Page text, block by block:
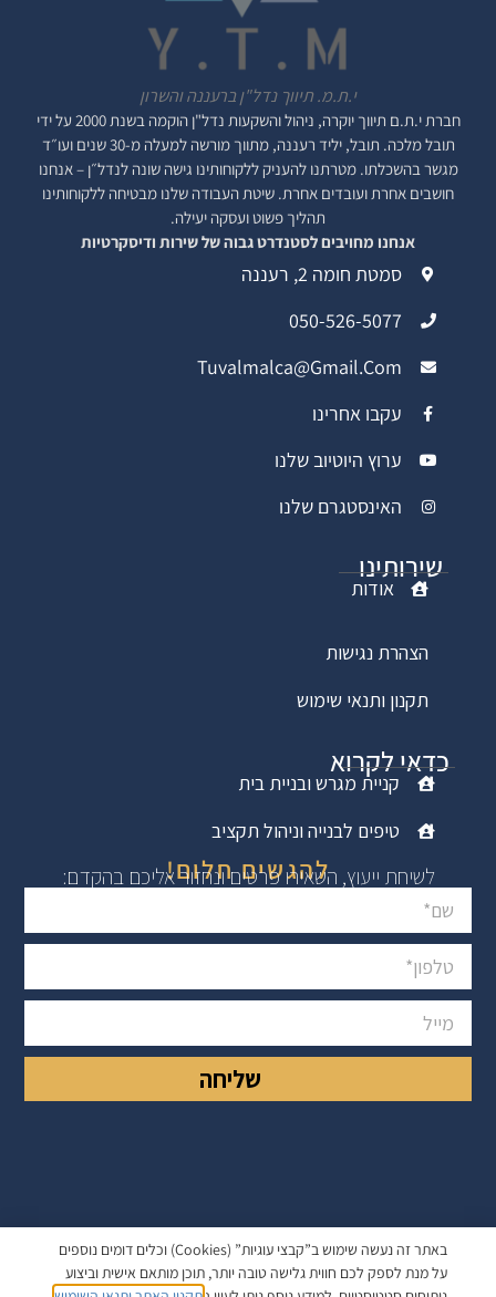
י.ת.מ. תיווך נדל"ן ברעננה והשרון
חברת י.ת.ם תיווך יוקרה, ניהול והשקעות נדל"ן
הוקמה בשנת 2000 על ידי
תובל מלכה. תובל, יליד רעננה, מתווך מורשה למעלה מ-30 שנים ועו״ד
מגשר בהשכלתו. מטרתנו להעניק ללקוחותינו גישה שונה לנדל״ן – אנחנו
חושבים אחרת ועובדים אחרת. שיטת העבודה שלנו מבטיחה ללקוחותינו
תהליך פשוט ועסקה יעילה.
אנחנו מחויבים לסטנדרט גבוה של שירות ודיסקרטיות
סמטת חומה 2, רעננה
050-526-5077
Tuvalmalca@gmail.com
עקבו אחרינו
ערוץ היוטיוב שלנו
האינסטגרם שלנו
שירותינו
אודות
הצהרת נגישות
תקנון ותנאי שימוש
כדאי לקרוא
קניית מגרש ובניית בית
טיפים לבנייה וניהול תקציב
להגשים חלום!
לשיחת ייעוץ, השאירו פרטים ונחזור אליכם בהקדם:
שליחה
באתר זה נעשה שימוש ב”קבצי עוגיות” (cookies) וכלים דומים נוספים
על מנת לספק לכם חווית גלישה טובה יותר, תוכן מותאם אישית וביצוע